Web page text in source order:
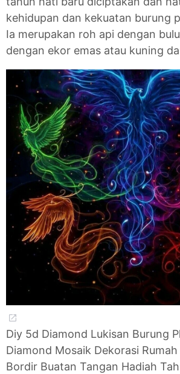
kehidupan dan kekuatan burung
Ia merupakan roh api dengan
dengan ekor emas atau kuning
Diy 5d Diamond Lukisan Burung
Diamond Mosaik Dekorasi
Bordir Buatan Tangan Hadiah